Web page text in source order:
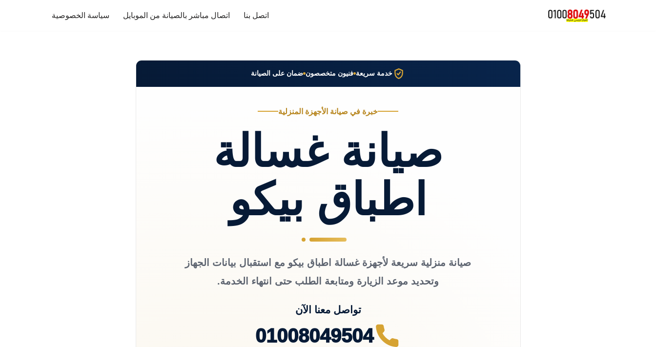
اتصل بنا اتصال مباشر بالصيانة من الموبايل سياسة الخصوصية
خدمة سريعة فنيون متخصصون ضمان على الصيانة
خبرة في صيانة الأجهزة المنزلية
صيانة غسالة
اطباق بيكو
صيانة منزلية سريعة لأجهزة غسالة اطباق بيكو مع استقبال بيانات الجهاز
وتحديد موعد الزيارة ومتابعة الطلب حتى انتهاء الخدمة.
تواصل معنا الآن
01008049504